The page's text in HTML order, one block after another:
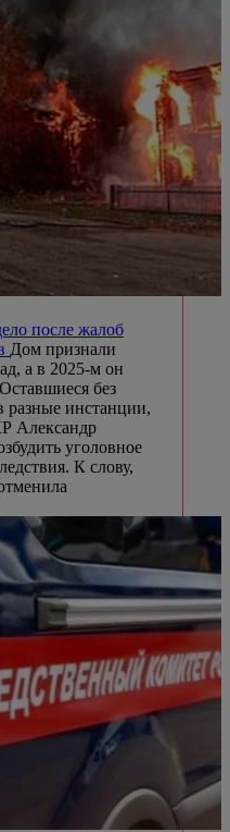
после жалоб
Дом признали
а в 2025-м он
без
разные инстанции,
Александр
уголовное
К слову,